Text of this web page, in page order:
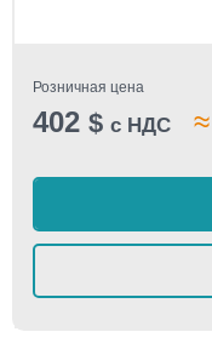
Розничная цена
402 $ с НДС ≈